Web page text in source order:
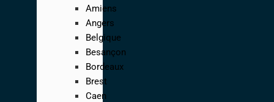
Amiens
Angers
Belgique
Besançon
Bordeaux
Brest
Caen